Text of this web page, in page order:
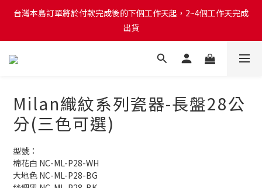
台灣本島訂單將於付款完成後的下個工作天起，2~4個工作天完成
出貨
台灣本島訂單將於付款完成後的下個工作天起，2~4個工作天完成
出貨
台灣本島消費滿$999免運費
台灣本島訂單將於付款完成後的下個工作天起，2~4個工作天完成
出貨
Milan織紋系列瓷器-長盤28公
分(三色可選)
型號：
棉花白 NC-ML-P28-WH
大地色 NC-ML-P28-BG